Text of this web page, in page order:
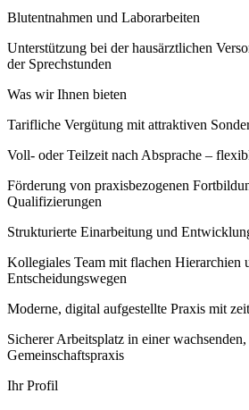
Blutentnahmen und Laborarbeiten
Unterstützung bei der hausärztlichen
der Sprechstunden
Was wir Ihnen bieten
Tarifliche Vergütung mit attraktiven
Voll- oder Teilzeit nach Absprache –
Förderung von praxisbezogenen
Qualifizierungen
Strukturierte Einarbeitung und
Kollegiales Team mit flachen Hierarchien
Entscheidungswegen
Moderne, digital aufgestellte Praxis mit
Sicherer Arbeitsplatz in einer
Gemeinschaftspraxis
Ihr Profil